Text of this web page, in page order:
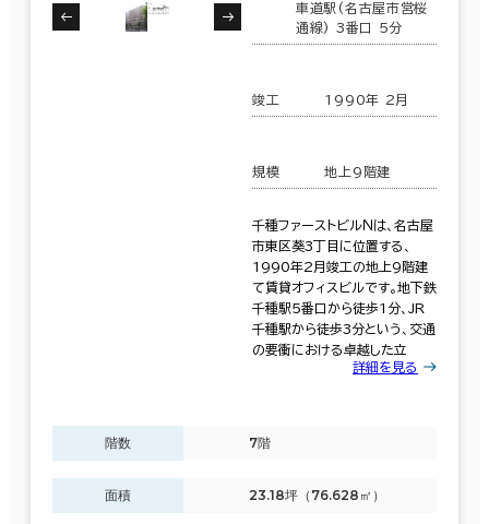
車道駅(名古屋市営桜
通線) 3番口 5分
竣工 1990年 2月
規模 地上9階建
千種ファーストビルＮは、名古屋
市東区葵3丁目に位置する、
1990年2月竣工の地上9階建
て賃貸オフィスビルです。地下鉄
千種駅5番口から徒歩1分、JR
千種駅から徒歩3分という、交通
の要衝における卓越した立
詳細を見る
階数 7階
面積 23.18坪（76.628㎡）